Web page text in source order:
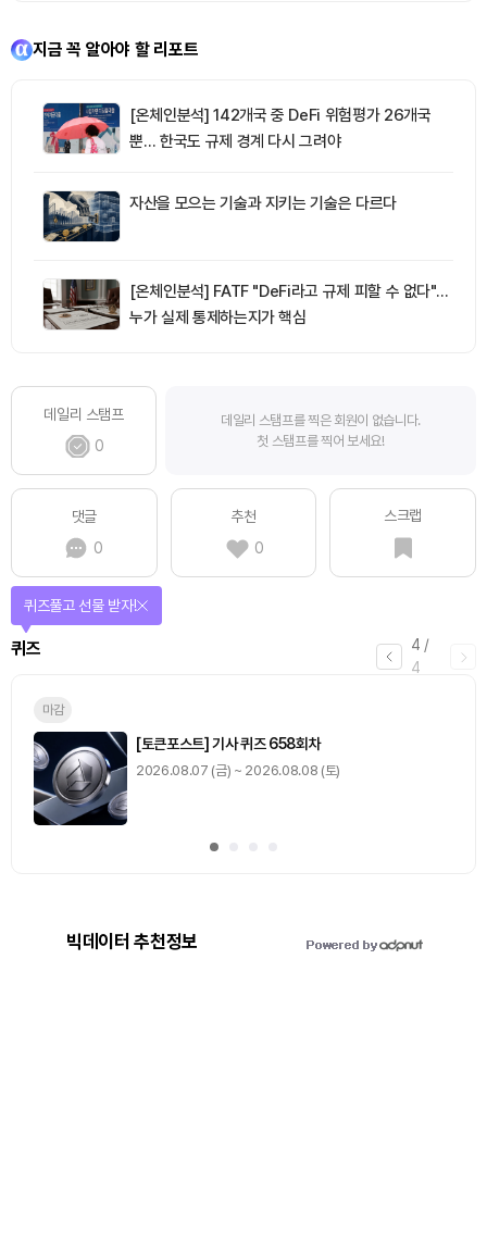
지금 꼭 알아야 할 리포트
[온체인분석] 142개국 중 DeFi 위험평가 26개국
뿐… 한국도 규제 경계 다시 그려야
자산을 모으는 기술과 지키는 기술은 다르다
[온체인분석] FATF "DeFi라고 규제 피할 수 없다"…
누가 실제 통제하는지가 핵심
데일리 스탬프
0
데일리 스탬프를 찍은 회원이 없습니다.
첫 스탬프를 찍어 보세요!
댓글
0
추천
0
스크랩
4 /
4
퀴즈
퀴즈풀고 선물 받자!
마감
[토큰포스트] 기사 퀴즈 658회차
2026.08.07 (금) ~ 2026.08.08 (토)
빅데이터 추천정보